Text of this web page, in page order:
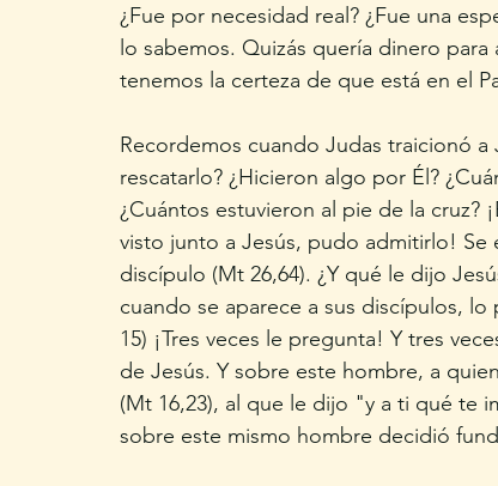
¿Fue por necesidad real? ¿Fue una
lo sabemos. Quizás quería dinero
tenemos la certeza de que está en el
Recordemos cuando Judas traicionó
rescatarlo? ¿Hicieron algo por Él?
¿Cuántos estuvieron al pie de la cruz?
visto junto a Jesús, pudo admitirlo! Se
discípulo (Mt 26,64). ¿Y qué le dijo
cuando se aparece a sus discípulos,
15) ¡Tres veces le pregunta! Y tres
de Jesús. Y sobre este hombre, a
(Mt 16,23), al que le dijo "y a ti qué te
sobre este mismo hombre decidió